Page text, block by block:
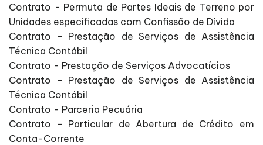
Contrato - Permuta de Partes Ideais de Terreno por
Unidades especificadas com Confissão de Dívida
Contrato - Prestação de Serviços de Assistência
Técnica Contábil
Contrato - Prestação de Serviços Advocatícios
Contrato - Prestação de Serviços de Assistência
Técnica Contábil
Contrato - Parceria Pecuária
Contrato - Particular de Abertura de Crédito em
Conta-Corrente